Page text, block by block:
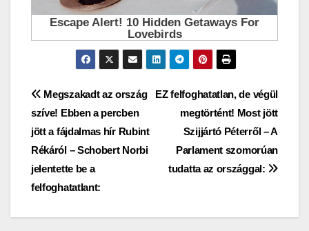
Bejegyzés
navigáció
EZ felfoghatatlan, de végül
megtörtént! Most jött
Szijjártó Péterről – A
Parlament szomorúan
tudatta az országgal:
Megszakadt az ország
szíve! Ebben a percben
jött a fájdalmas hír Rubint
Rékáról – Schobert Norbi
jelentette be a
felfoghatatlant: